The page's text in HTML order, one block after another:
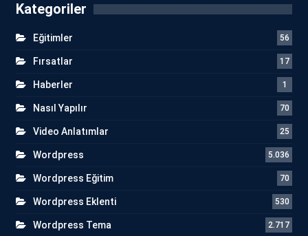
Kategoriler
Eğitimler 56
Fırsatlar 17
Haberler 1
Nasıl Yapılır 70
Video Anlatımlar 25
Wordpress 5.036
Wordpress Eğitim 70
Wordpress Eklenti 530
Wordpress Tema 2.717